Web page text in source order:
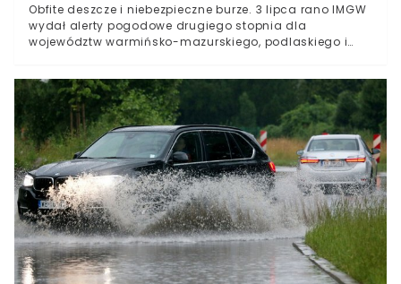
Obfite deszcze i niebezpieczne burze. 3 lipca rano IMGW
wydał alerty pogodowe drugiego stopnia dla
województw warmińsko-mazurskiego, podlaskiego i
mogli się dziś cieszyć udaną pogodą.